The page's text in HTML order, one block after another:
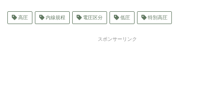
高圧 内線規程 電圧区分 低圧 特別高圧
スポンサーリンク